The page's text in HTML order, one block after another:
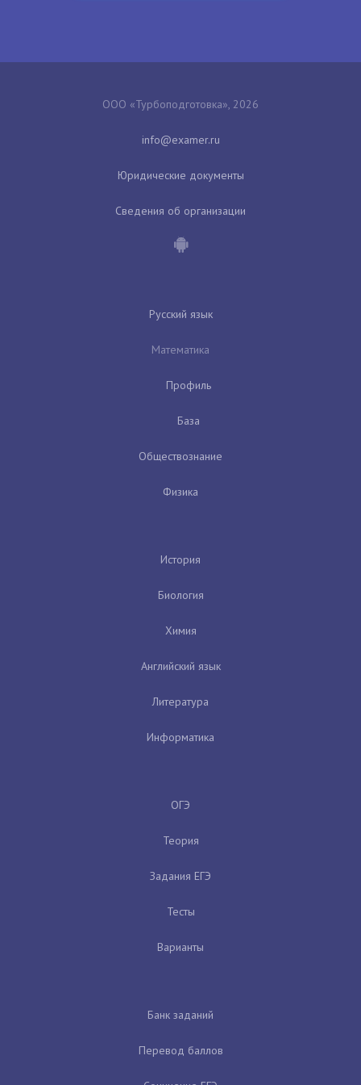
ООО «Турбоподготовка», 2026
Юридические документы
Сведения об организации
Русский язык
Математика
Профиль
База
Обществознание
Физика
История
Биология
Химия
Английский язык
Литература
Информатика
ОГЭ
Теория
Задания ЕГЭ
Тесты
Варианты
Банк заданий
Перевод баллов